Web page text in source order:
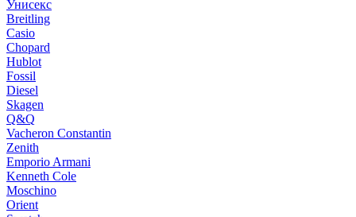
Унисекс
Breitling
Casio
Chopard
Hublot
Fossil
Diesel
Skagen
Q&Q
Vacheron Constantin
Zenith
Emporio Armani
Kenneth Cole
Moschino
Orient